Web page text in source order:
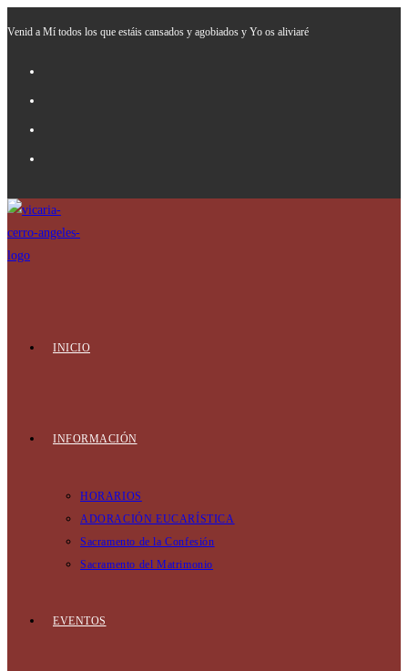
Venid a Mí todos los que estáis cansados y agobiados y Yo os aliviaré
INICIO
INFORMACIÓN
HORARIOS
ADORACIÓN EUCARÍSTICA
Sacramento de la Confesión
Sacramento del Matrimonio
EVENTOS